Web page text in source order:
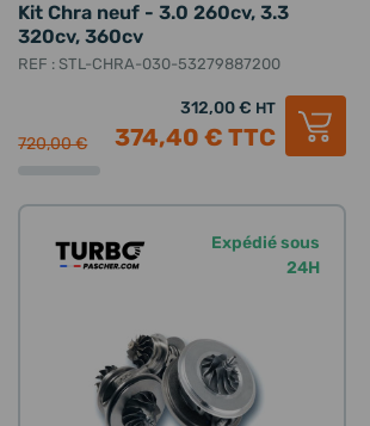
Kit Chra neuf - 3.0 260cv, 3.3
320cv, 360cv
REF : STL-CHRA-030-53279887200
720,00 €
312,00 € HT
374,40 € TTC
Expédié sous
24H